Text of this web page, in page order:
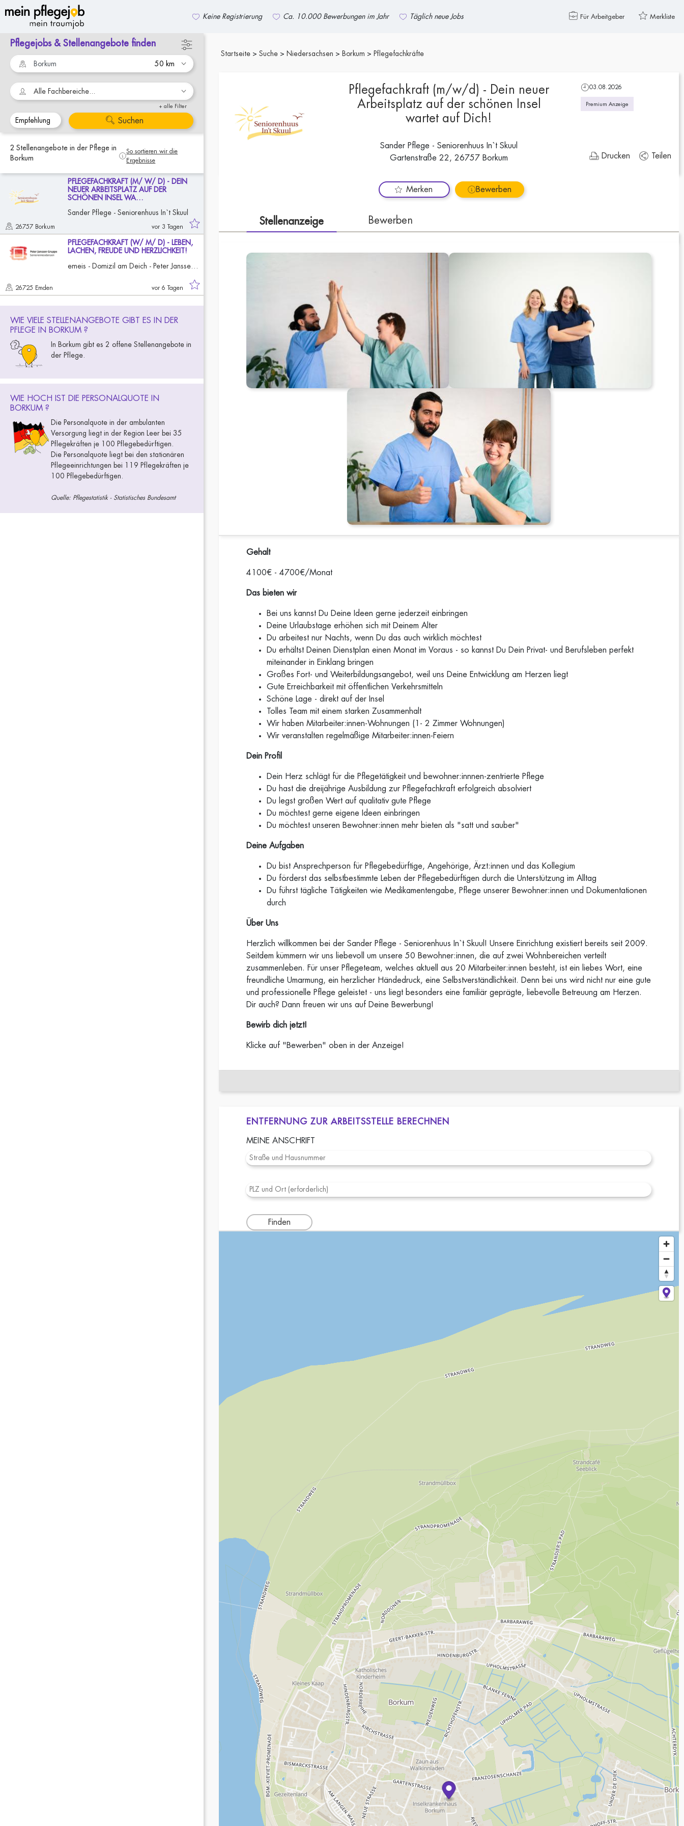
Keine Registrierung Ca. 10.000 Bewerbungen im Jahr Täglich neue Jobs Für Arbeitgeber Merkliste
zurück zur Suche
Pflegejobs & Stellenangebote finden
Alle Fachbereiche...
+ alle Filter
Suchen
2 Stellenangebote in der Pflege in
Borkum
So sortieren wir die
Ergebnisse
PFLEGEFACHKRAFT (M/ W/ D) - DEIN
NEUER ARBEITSPLATZ AUF DER
SCHÖNEN INSEL WA…
Sander Pflege - Seniorenhuus In`t Skuul
26757 Borkum vor 3 Tagen
PFLEGEFACHKRAFT (W/ M/ D) - LEBEN,
LACHEN, FREUDE UND HERZLICHKEIT!
26725 Emden vor 6 Tagen
WIE VIELE STELLENANGEBOTE GIBT ES IN DER
PFLEGE IN BORKUM ?
In Borkum gibt es 2 offene Stellenangebote in
der Pflege.
WIE HOCH IST DIE PERSONALQUOTE IN
BORKUM ?
Die Personalquote in der ambulanten
Versorgung liegt in der Region Leer bei 35
Pflegekräften je 100 Pflegebedürftigen.
Die Personalquote liegt bei den stationären
Pflegeeinrichtungen bei 119 Pflegekräften je
100 Pflegebedürftigen.
Quelle: Pflegestatistik - Statistisches Bundesamt
Startseite Suche Niedersachsen Borkum Pflegefachkräfte
Pflegefachkraft (m/w/d) - Dein neuer
Arbeitsplatz auf der schönen Insel
wartet auf Dich!
Sander Pflege - Seniorenhuus In`t Skuul
Gartenstraße 22, 26757 Borkum
03.08.2026
Premium Anzeige
Drucken Teilen
Merken Bewerben
Stellenanzeige Bewerben
Gehalt
4100€ - 4700€/Monat
Das bieten wir
Bei uns kannst Du Deine Ideen gerne jederzeit einbringen
Deine Urlaubstage erhöhen sich mit Deinem Alter
Du arbeitest nur Nachts, wenn Du das auch wirklich möchtest
Du erhältst Deinen Dienstplan einen Monat im Voraus - so kannst Du Dein Privat- und Berufsleben perfekt
miteinander in Einklang bringen
Großes Fort- und Weiterbildungsangebot, weil uns Deine Entwicklung am Herzen liegt
Gute Erreichbarkeit mit öffentlichen Verkehrsmitteln
Schöne Lage - direkt auf der Insel
Tolles Team mit einem starken Zusammenhalt
Wir haben Mitarbeiter:innen-Wohnungen (1- 2 Zimmer Wohnungen)
Wir veranstalten regelmäßige Mitarbeiter:innen-Feiern
Dein Profil
Dein Herz schlägt für die Pflegetätigkeit und bewohner:innnen-zentrierte Pflege
Du hast die dreijährige Ausbildung zur Pflegefachkraft erfolgreich absolviert
Du legst großen Wert auf qualitativ gute Pflege
Du möchtest gerne eigene Ideen einbringen
Du möchtest unseren Bewohner:innen mehr bieten als "satt und sauber"
Deine Aufgaben
Du bist Ansprechperson für Pflegebedürftige, Angehörige, Ärzt:innen und das Kollegium
Du förderst das selbstbestimmte Leben der Pflegebedürftigen durch die Unterstützung im Alltag
Du führst tägliche Tätigkeiten wie Medikamentengabe, Pflege unserer Bewohner:innen und Dokumentationen
durch
Über Uns
Herzlich willkommen bei der Sander Pflege - Seniorenhuus In`t Skuul! Unsere Einrichtung existiert bereits seit 2009.
Seitdem kümmern wir uns liebevoll um unsere 50 Bewohner:innen, die auf zwei Wohnbereichen verteilt
zusammenleben. Für unser Pflegeteam, welches aktuell aus 20 Mitarbeiter:innen besteht, ist ein liebes Wort, eine
freundliche Umarmung, ein herzlicher Händedruck, eine Selbstverständlichkeit. Denn bei uns wird nicht nur eine gute
und professionelle Pflege geleistet - uns liegt besonders eine familiär geprägte, liebevolle Betreuung am Herzen.
Dir auch? Dann freuen wir uns auf Deine Bewerbung!
Bewirb dich jetzt!
Klicke auf "Bewerben" oben in der Anzeige!
ENTFERNUNG ZUR ARBEITSSTELLE BERECHNEN
MEINE ANSCHRIFT
Finden